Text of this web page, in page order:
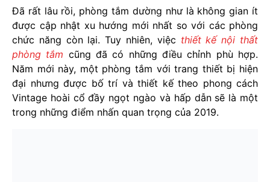
Đã rất lâu rồi, phòng tắm dường như là không gian ít
được cập nhật xu hướng mới nhất so với các phòng
chức năng còn lại. Tuy nhiên, việc thiết kế nội thất
phòng tắm cũng đã có những điều chỉnh phù hợp.
Năm mới này, một phòng tắm với trang thiết bị hiện
đại nhưng được bố trí và thiết kế theo phong cách
Vintage hoài cổ đầy ngọt ngào và hấp dẫn sẽ là một
trong những điểm nhấn quan trọng của 2019.